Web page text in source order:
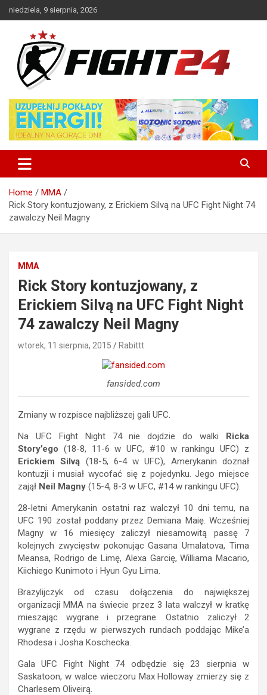
Skip
to
niedziela, 9 sierpnia, 2026
FIGHT24.PL – MMA i K-1, UFC
Home
MMA
Rick Story kontuzjowany, z Erickiem Silvą na UFC Fight Night 74
zawalczy Neil Magny
MMA
Rick Story kontuzjowany, z
Erickiem Silvą na UFC Fight Night
74 zawalczy Neil Magny
wtorek, 11 sierpnia, 2015 Rabittt
fansided.com
Zmiany w rozpisce najbliższej gali UFC.
Na UFC Fight Night 74 nie dojdzie do walki Ricka
Story’ego (18-8, 11-6 w UFC, #10 w rankingu UFC) z
Erickiem Silvą (18-5, 6-4 w UFC), Amerykanin doznał
kontuzji i musiał wycofać się z pojedynku. Jego miejsce
zajął Neil Magny (15-4, 8-3 w UFC, #14 w rankingu UFC).
28-letni Amerykanin ostatni raz walczył 10 dni temu, na
UFC 190 został poddany przez Demiana Maię. Wcześniej
Magny w 16 miesięcy zaliczył niesamowitą passę 7
kolejnych zwycięstw pokonując Gasana Umalatova, Tima
Meansa, Rodrigo de Limę, Alexa Garcię, Williama Macario,
Kiichiego Kunimoto i Hyun Gyu Lima.
Brazylijczyk od czasu dołączenia do największej
organizacji MMA na świecie przez 3 lata walczył w kratkę
mieszając wygrane i przegrane. Ostatnio zaliczył 2
wygrane z rzędu w pierwszych rundach poddając Mike’a
Rhodesa i Josha Koschecka.
Gala UFC Fight Night 74 odbędzie się 23 sierpnia w
Saskatoon, w walce wieczoru Max Holloway zmierzy się z
Charlesem Oliveirą.